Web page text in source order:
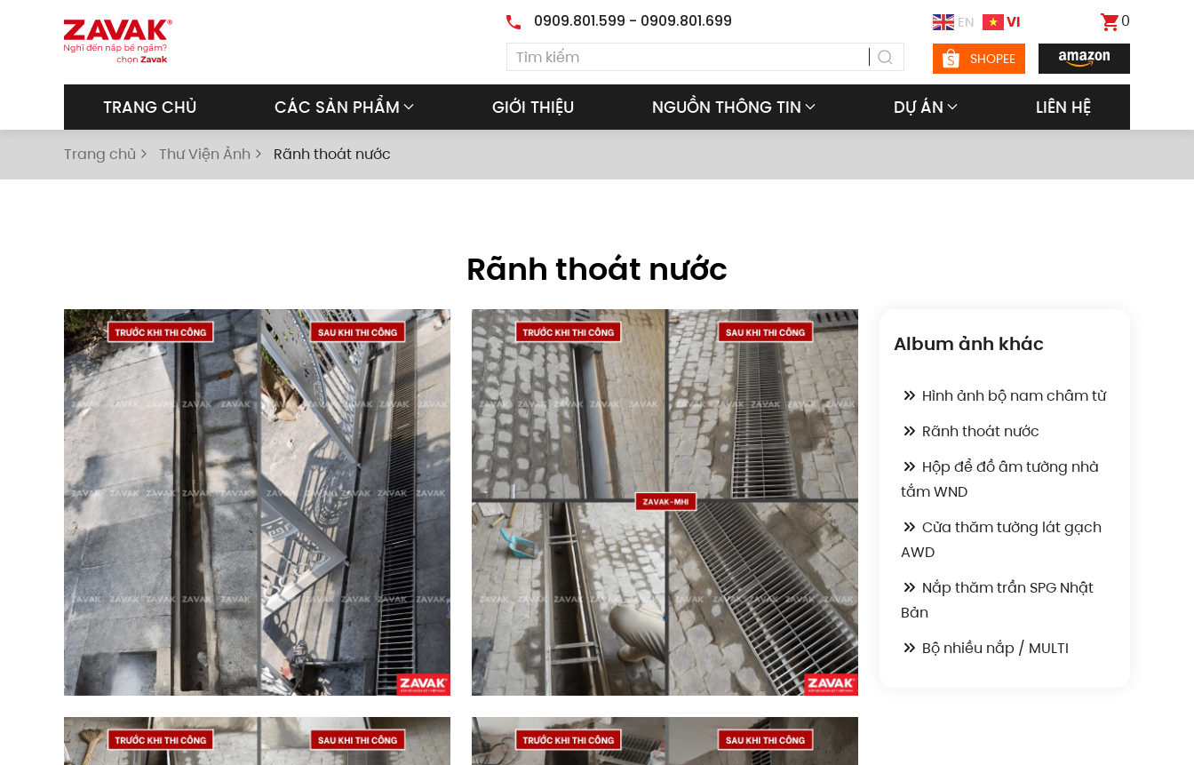
Skip to main content
0909.801.599 - 0909.801.699 EN VI 0
SHOPEE
TRANG CHỦ CÁC SẢN PHẨM GIỚI THIỆU NGUỒN THÔNG TIN DỰ ÁN LIÊN HỆ
Trang chủ Thư Viện Ảnh Rãnh thoát nước
Rãnh thoát nước
Album ảnh khác
Hình ảnh bộ nam châm từ
Rãnh thoát nước
Hộp để đồ âm tường nhà
tắm WND
Cửa thăm tường lát gạch
AWD
Nắp thăm trần SPG Nhật
Bản
Bộ nhiều nắp / MULTI